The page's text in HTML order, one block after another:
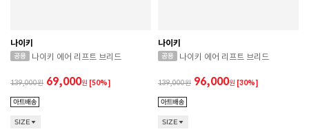
나이키
나이키 에어 리프트 브리드
139,000 69,000원 [50%]
SIZE
나이키
나이키 에어 리프트 브리드
139,000 96,000원 [30%]
SIZE
CONVERSE 소비자가 변동 안내